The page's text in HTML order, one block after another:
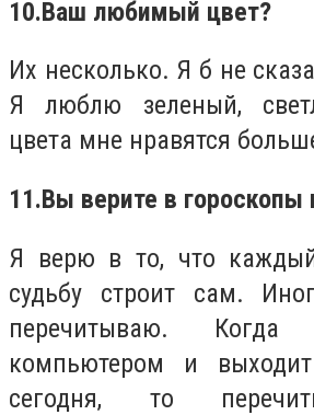
10.Ваш любимый цвет?
Их несколько. Я б не
Я люблю зеленый,
цвета мне нравятся
11.Вы верите в гороскопы
Я верю в то, что
судьбу строит сам.
перечитываю.
компьютером и
сегодня, то